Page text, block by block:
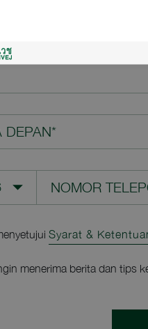
DEPAN*
Syarat &
menerima berita dan tips